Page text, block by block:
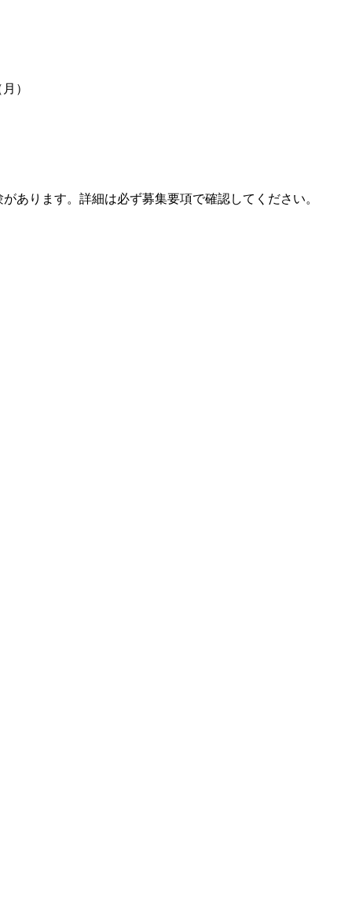
）
あります。詳細は必ず募集要項で確認してください。